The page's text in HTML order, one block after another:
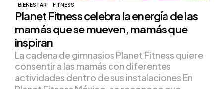
BIENESTAR FITNESS
Planet Fitness celebra la energía de las
mamás que se mueven, mamás que
inspiran
La cadena de gimnasios Planet Fitness quiere
consentir a las mamás con diferentes
actividades dentro de sus instalaciones En